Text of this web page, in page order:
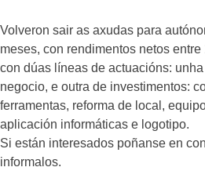
Volveron sair as axudas para
meses, con rendimentos netos
con dúas líneas de actuacións:
negocio, e outra de investimentos:
ferramentas, reforma de local,
aplicación informáticas e logotipo.
Si están interesados poñanse en
informalos.